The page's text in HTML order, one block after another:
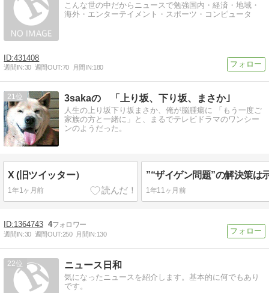
こんな世の中だからニュースで勉強国内・経済・地域・
海外・エンターテイメント・スポーツ・コンピュータ
431408
週間IN:30 週間OUT:70 月間IN:180
21 3sakaの 「上り坂、下り坂、まさか｣
人生の上り坂下り坂まさか、俺が脳腫瘍に 「もう一度ご
家族の方と一緒に」と、まるでテレビドラマのワンシー
ンのようだった。
X (旧ツイッター）
1年1ヶ月前 1年11ヶ月前
1364743 4
週間IN:30 週間OUT:250 月間IN:130
22 ニュース日和
気になったニュースを紹介します。基本的に何でもあり
です。